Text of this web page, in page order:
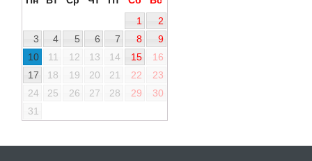
1
2
3
4 5 6 7 8
9
10
11 12 13 14 15
16
17
18 19 20 21 22
23
24
25 26 27 28 29
30
31